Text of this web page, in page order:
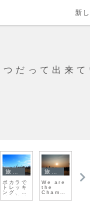
だって出来
ポカラで
トレッキ
ング、レ
イクサイ
ドに帰
We are
the
Champi
タ
新